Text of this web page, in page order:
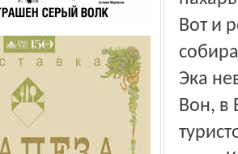
Вот и
Эка
Вон, в